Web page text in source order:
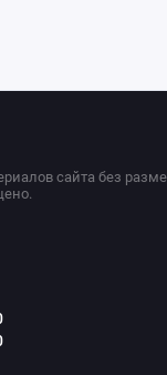
сайта без